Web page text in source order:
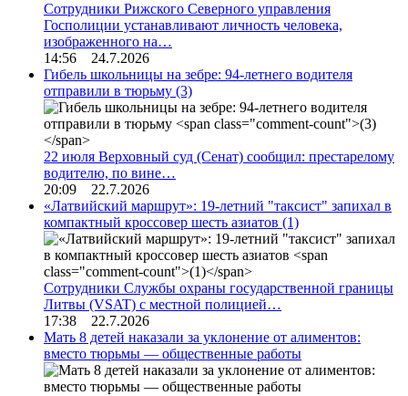
Сотрудники Рижского Северного управления
Госполиции устанавливают личность человека,
изображенного на…
14:56 24.7.2026
Гибель школьницы на зебре: 94-летнего водителя
отправили в тюрьму (3)
22 июля Верховный суд (Сенат) сообщил: престарелому
водителю, по вине…
20:09 22.7.2026
«Латвийский маршрут»: 19-летний "таксист" запихал в
компактный кроссовер шесть азиатов (1)
Сотрудники Службы охраны государственной границы
Литвы (VSAT) с местной полицией…
17:38 22.7.2026
Мать 8 детей наказали за уклонение от алиментов:
вместо тюрьмы — общественные работы